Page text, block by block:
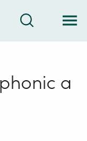
Søk
a